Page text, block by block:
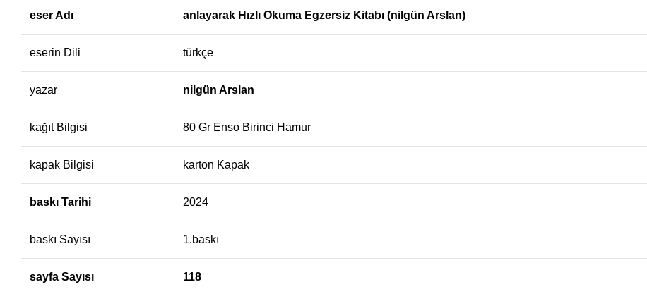
eser Adı anlayarak Hızlı Okuma Egzersiz Kitabı (nilgün Arslan)
eserin Dili türkçe
yazar nilgün Arslan
kağıt Bilgisi 80 Gr Enso Birinci Hamur
kapak Bilgisi karton Kapak
baskı Tarihi 2024
baskı Sayısı 1.baskı
sayfa Sayısı 118